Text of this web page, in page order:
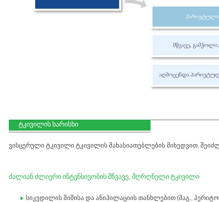
ტკივილის ხარისხი
ვისცერული ტკივილი ტკივილის მახასიათებლების მიხედვით,
ძალიან ძლიერი ინტენსივობის მწვავე, მღრღნელი ტკივილი
სიკვდილის შიშისა და ანიჰილაციის თანხლებით (მაგ.,